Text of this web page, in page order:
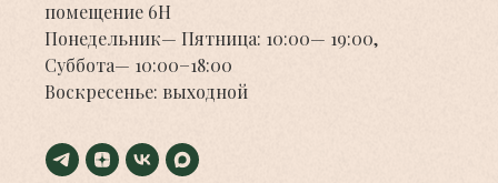
помещение 6Н
Понедельник— Пятница: 10:00— 19:00,
Суббота— 10:00−18:00
Воскресенье: выходной